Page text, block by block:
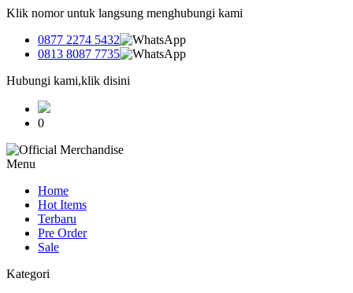
Klik nomor untuk langsung menghubungi kami
0877 2274 5432
0813 8087 7735
Hubungi kami,klik disini
0
Menu
Home
Hot Items
Terbaru
Pre Order
Sale
Kategori